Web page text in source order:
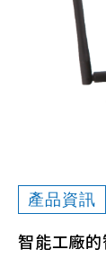
產品資訊
智能工廠